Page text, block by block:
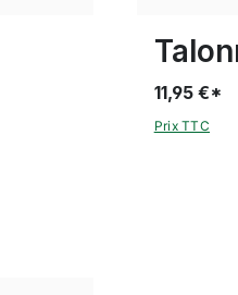
11,95 €*
Prix TTC